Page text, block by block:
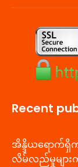
Recent
အိန္ဒိယရောက်
လိမ်လည်မှုများကို